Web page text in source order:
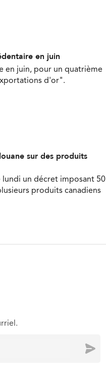
en juin
en juin, pour un quatrième
d'or".
sur des produits
lundi un décret imposant 50
produits canadiens
Envoyer